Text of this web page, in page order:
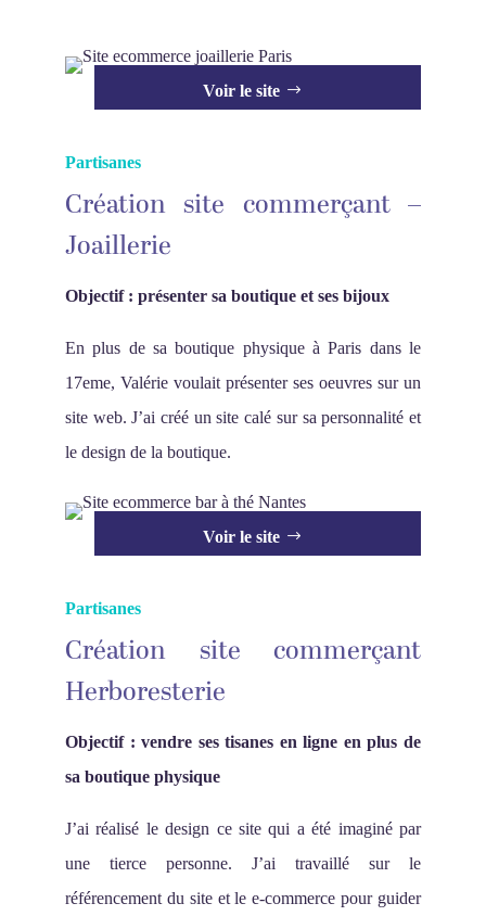
Voir le site
Partisanes
Création site commerçant –
Joaillerie
Objectif : présenter sa boutique et ses bijoux
En plus de sa boutique physique à Paris dans le
17eme, Valérie voulait présenter ses oeuvres sur un
site web. J’ai créé un site calé sur sa personnalité et
le design de la boutique.
Voir le site
Partisanes
Création site commerçant
Herboresterie
Objectif : vendre ses tisanes en ligne en plus de
sa boutique physique
J’ai réalisé le design ce site qui a été imaginé par
une tierce personne. J’ai travaillé sur le
référencement du site et le e-commerce pour guider